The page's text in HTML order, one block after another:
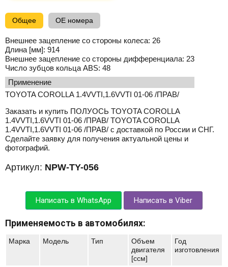
Общее OE номера
Внешнее зацепление со стороны колеса: 26
Длина [мм]: 914
Внешнее зацепление со стороны дифференциала: 23
Число зубцов кольца ABS: 48
применение
TOYOTA COROLLA 1.4VVTI,1.6VVTI 01-06 /ПРАВ/
Заказать и купить ПОЛУОСЬ TOYOTA COROLLA
1.4VVTI,1.6VVTI 01-06 /ПРАВ/ TOYOTA COROLLA
1.4VVTI,1.6VVTI 01-06 /ПРАВ/ с доставкой по России и СНГ.
Сделайте заявку для получения актуальной цены и
фотографий.
Артикул: NPW-TY-056
Написать в WhatsApp Написать в Viber
Применяемость в автомобилях:
Марка Модель Тип
Объем
двигателя
[ccм]
Год
изготовления